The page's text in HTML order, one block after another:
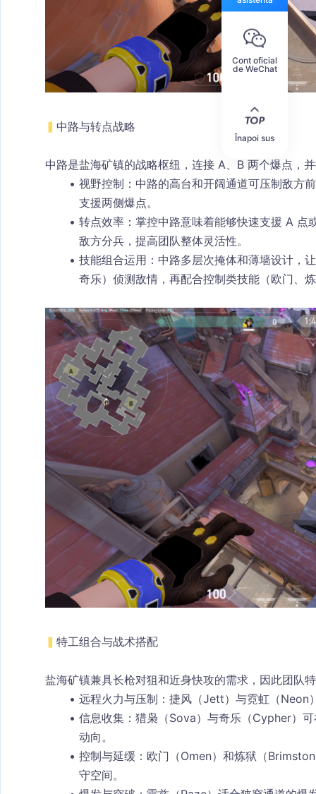
▍ 中路与转点战略
中路是盐海矿镇的战略枢纽，连接 A、B 两个爆点，
视野控制 ：中路的高台和开阔通道可压制敌方
支援两侧爆点。
转点效率：掌控中路意味着能够快速支援 A 点
敌方分兵，提高团队整体灵活性。
技能组合运用 ：中路多层次掩体和薄墙设计，
奇乐）侦测敌情，再配合控制类技能（欧门、
▍ 特工组合与战术搭配
盐海矿镇兼具长枪对狙和近身快攻的需求，因此团队
远程火力与压制 ：捷风（Jett）与霓虹（Neon
信息收集：猎枭（Sova）与奇乐（Cypher）
动向。
控制与延缓：欧门（Omen）和炼狱（
守空间。
Cont oficial
de WeChat
Înapoi sus